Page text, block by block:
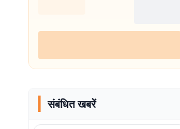
संबंधित खबरें